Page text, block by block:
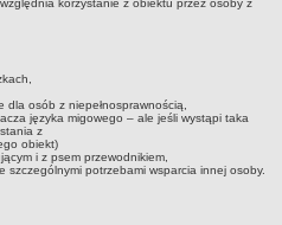
korzystanie z obiektu przez osoby z
osób z niepełnosprawnością,
języka migowego – ale jeśli wystąpi taka
z
obiekt)
i z psem przewodnikiem,
szczególnymi potrzebami wsparcia innej osoby.